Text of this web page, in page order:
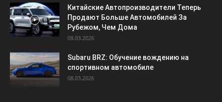
Китайские Автопроизводители Теперь
Продают Больше Автомобилей За
Рубежом, Чем Дома
08.03.2026
Subaru BRZ: Обучение вождению на
спортивном автомобиле
08.03.2026